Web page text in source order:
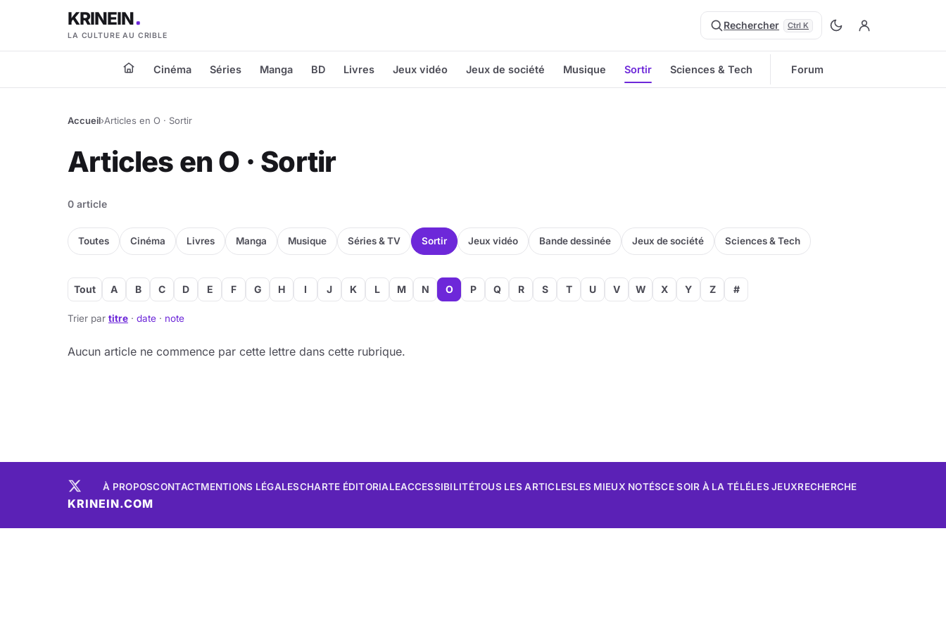
KRINEIN
LA CULTURE AU CRIBLE
Rechercher Ctrl K
Cinéma Séries Manga BD Livres Jeux vidéo Jeux de société Musique Sortir Sciences & Tech Forum
Accueil›Articles en O · Sortir
Articles en O · Sortir
0 article
Toutes Cinéma Livres Manga Musique Séries & TV Sortir Jeux vidéo Bande dessinée Jeux de société Sciences & Tech
Tout A B C D E F G H I J K L M N O P Q R S T U V W X Y Z #
Trier par titre · date · note
Aucun article ne commence par cette lettre dans cette rubrique.
À PROPOSCONTACTMENTIONS LÉGALESCHARTE ÉDITORIALEACCESSIBILITÉTOUS LES ARTICLESLES MIEUX NOTÉSCE SOIR À LA TÉLÉLES JEUXRECHERCHE
KRINEIN.COM